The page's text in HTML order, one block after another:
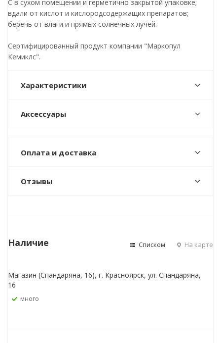
С в сухом помещении и герметично закрытой упаковке;
вдали от кислот и кислородсодержащих препаратов;
беречь от влаги и прямых солнечных лучей.
Сертифицированный продукт компании "Маркопул
Кемиклс".
Характеристики
Аксессуары
Оплата и доставка
Отзывы
Наличие Списком На карте
Магазин (Спандаряна, 16), г. Красноярск, ул. Спандаряна,
16
Много